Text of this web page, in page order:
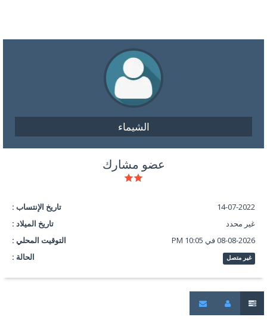
الشيماء
عضو مشارك
تاريخ الإنتساب :
14-07-2022
تاريخ الميلاد :
غير محدد
التوقيت المحلي :
08-08-2026 في 10:05 PM
الحالة :
غير متصل